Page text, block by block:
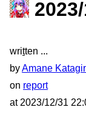
written
byAmane
on report
at 2023/12/31